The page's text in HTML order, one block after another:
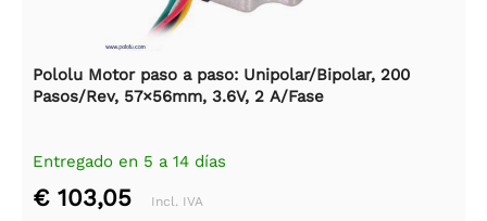
Pololu Motor paso a paso: Unipolar/Bipolar, 200
Pasos/Rev, 57×56mm, 3.6V, 2 A/Fase
Entregado en 5 a 14 días
€ 103,05 Incl. IVA